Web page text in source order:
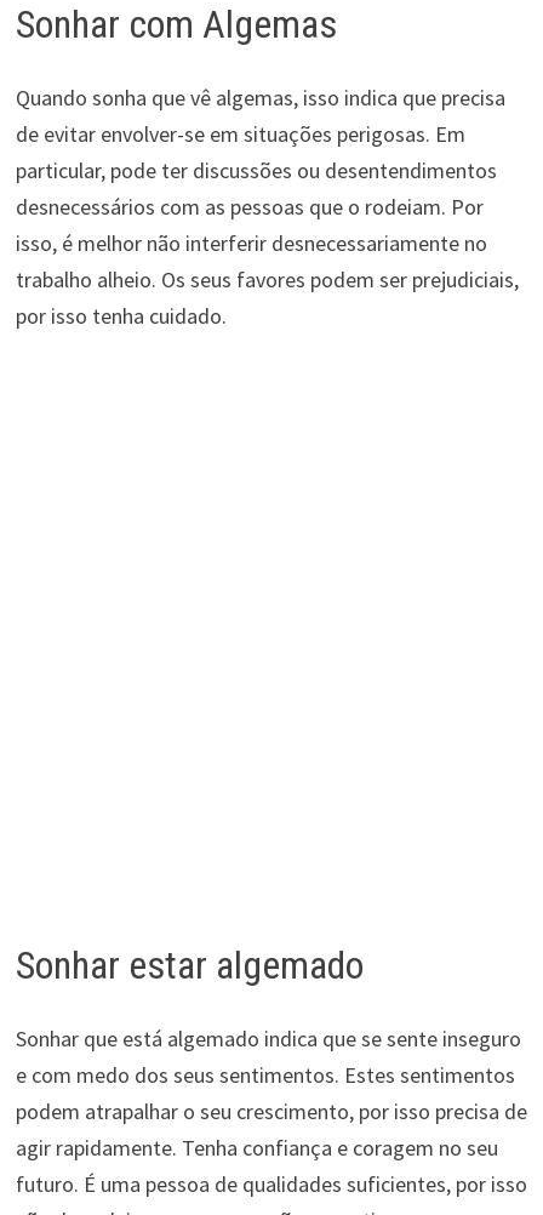
Sonhar com Algemas
Quando sonha que vê algemas, isso indica que precisa
de evitar envolver-se em situações perigosas. Em
particular, pode ter discussões ou desentendimentos
desnecessários com as pessoas que o rodeiam. Por
isso, é melhor não interferir desnecessariamente no
trabalho alheio. Os seus favores podem ser prejudiciais,
por isso tenha cuidado.
Sonhar estar algemado
Sonhar que está algemado indica que se sente inseguro
e com medo dos seus sentimentos. Estes sentimentos
podem atrapalhar o seu crescimento, por isso precisa de
agir rapidamente. Tenha confiança e coragem no seu
futuro. É uma pessoa de qualidades suficientes, por isso